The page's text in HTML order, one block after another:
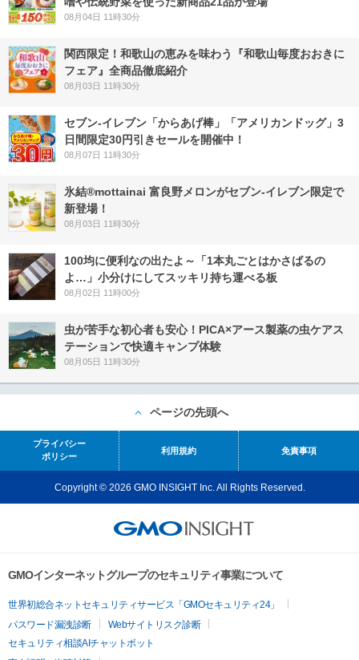
08月04日 11時30分
関西限定！和歌山の恵みを味わう『和歌山毎度おおきに
フェア』全商品徹底紹介
08月03日 11時30分
セブン‐イレブン「からあげ棒」「アメリカンドッグ」3
日間限定30円引きセールを開催中！
08月07日 11時30分
氷結®mottainai 富良野メロンがセブン‐イレブン限定で
新登場！
08月03日 11時30分
100均に便利なの出たよ～「1本丸ごとはかさばるの
よ…」小分けにしてスッキリ持ち運べる板
08月02日 11時00分
虫が苦手な初心者も安心！PICA×アース製薬の虫ケアス
テーションで快適キャンプ体験
08月05日 11時30分
ページの先頭へ
プライバシー
ポリシー
利用規約 免責事項
Copyright © 2026 GMO INSIGHT Inc. All Rights Reserved.
GMOインターネットグループのセキュリティ事業について
世界初総合ネットセキュリティサービス「GMOセキュリティ24」
パスワード漏洩診断
Webサイトリスク診断
セキュリティ相談AIチャットボット